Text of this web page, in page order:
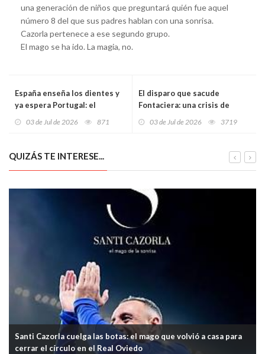
una generación de niños que preguntará quién fue aquel
número 8 del que sus padres hablan con una sonrisa.
Cazorla pertenece a ese segundo grupo.
El mago se ha ido. La magia, no.
España enseña los dientes y
ya espera Portugal: el
03 de Jul de 2026 871
El disparo que sacude
Fontaciera: una crisis de
03 de Jul de 2026 3719
QUIZÁS TE INTERESE...
Santi Cazorla cuelga las botas: el mago que volvió a casa para
cerrar el círculo en el Real Oviedo